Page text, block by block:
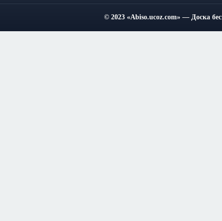
© 2023 «Abiso.ucoz.com» — Доска